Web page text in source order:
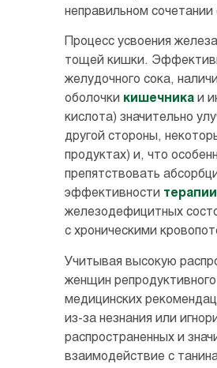
неправильном
Процесс усвоения
тощей кишки.
желудочного сока,
оболочки кишечника и
кислота) значительно
другой стороны,
продуктах) и, что
препятствовать
эффективности терапии
железодефицитных
с хроническими
Учитывая высокую
женщин
медицинских
из-за незнания или
распространенных и
взаимодействие с